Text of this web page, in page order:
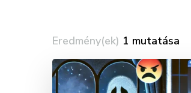
Eredmény(ek) 1 mutatása